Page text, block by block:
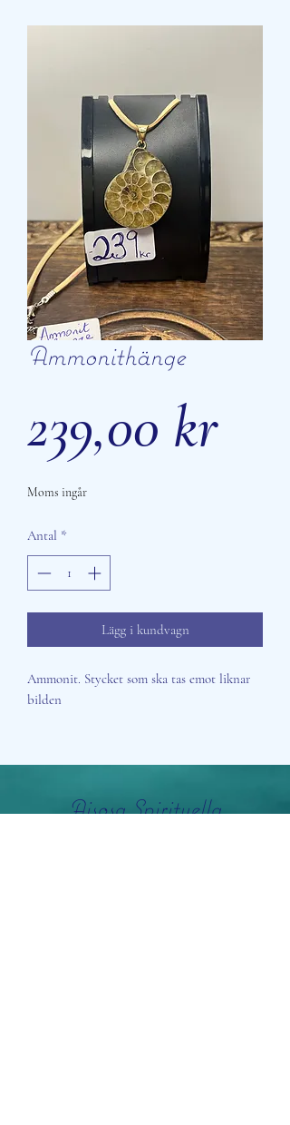
Ammonithänge
239,00 krPris
Moms ingår
Antal *
Lägg i kundvagn
Ammonit. Stycket som ska tas emot liknar
bilden
Aisosa Spirituella